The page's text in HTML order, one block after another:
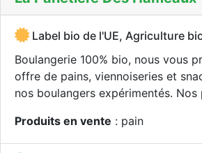
Label bio de l'UE, Agriculture
Boulangerie 100% bio, nous vous
offre de pains, viennoiseries et
nos boulangers expérimentés. Nos
Produits en vente : pain